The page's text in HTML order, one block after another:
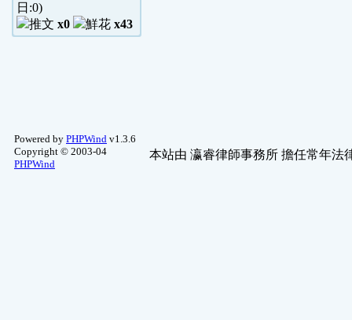
日:0)
x0
x43
Powered by PHPWind v1.3.6
Copyright © 2003-04
PHPWind
本站由 瀛睿律師事務所 擔任常年法